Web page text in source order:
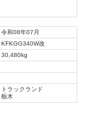
令和08年07月
KFKGG340W改
30,480kg
トラックランド
栃木